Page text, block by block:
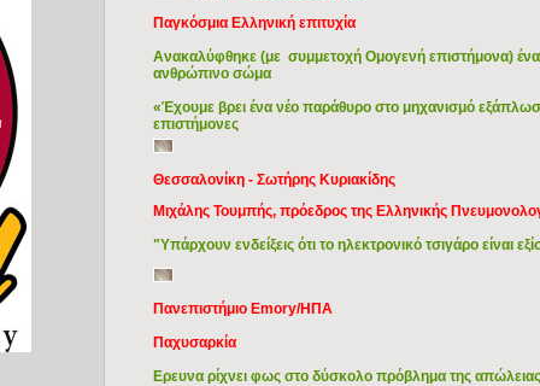
Παγκόσμια Eλληνική επιτυχία
Ανακαλύφθηκε (με συμμετοχή Ομογενή επιστήμονα)
ανθρώπινο σώμα
«Έχουμε βρει ένα νέο παράθυρο στο μηχανισμό
επιστήμονες
Θεσσαλονίκη - Σωτήρης Κυριακίδης
Mιχάλης Τουμπής, πρόεδρος της Ελληνικής
"Υπάρχουν ενδείξεις ότι το ηλεκτρονικό τσιγάρο είναι
Πανεπιστήμιο Emory/ΗΠΑ
Παχυσαρκία
Ερευνα ρίχνει φως στο δύσκολο πρόβλημα της